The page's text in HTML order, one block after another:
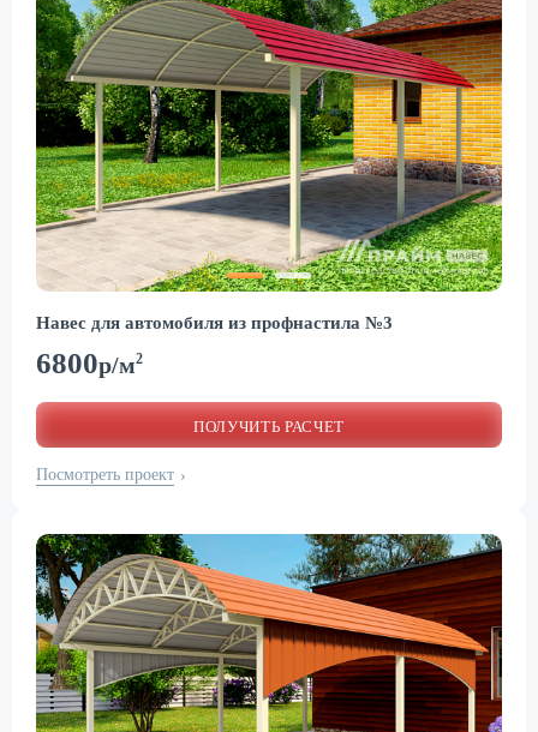
Навес для автомобиля из профнастила №3
6800р/м2
ПОЛУЧИТЬ РАСЧЕТ
Посмотреть проект ›